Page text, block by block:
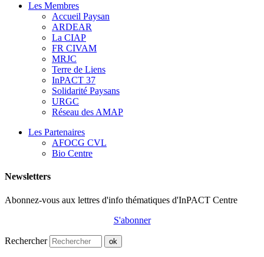
Les Membres
Accueil Paysan
ARDEAR
La CIAP
FR CIVAM
MRJC
Terre de Liens
InPACT 37
Solidarité Paysans
URGC
Réseau des AMAP
Les Partenaires
AFOCG CVL
Bio Centre
Newsletters
Abonnez-vous aux lettres d'info thématiques d'InPACT Centre
S'abonner
Rechercher ok